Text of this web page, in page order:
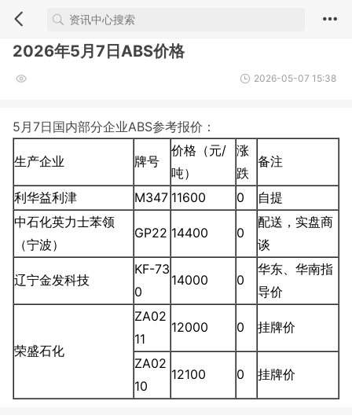
2026年5月7日ABS价格
2026-05-07 15:38
5月7日国内部分企业ABS参考报价：
生产企业 牌号
价格（元/
吨）
涨
跌
备注
利华益利津 M347 11600 0
自提
中石化英力士苯领
（宁波）
GP22 14400 0
配送，实盘商
谈
辽宁金发科技
KF-73
0
14000 0
华东、华南指
导价
荣盛石化
ZA02
11
12000 0 挂牌价
ZA02
10
12100 0 挂牌价